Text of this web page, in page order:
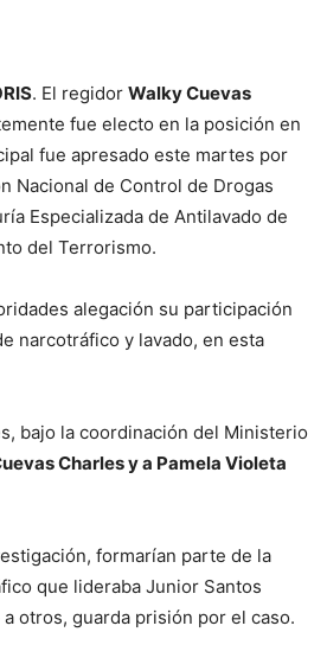
. El regidor Walky Cuevas
fue electo en la posición en
fue apresado este martes por
Nacional de Control de Drogas
Especializada de Antilavado de
del Terrorismo.
alegación su participación
narcotráfico y lavado, en esta
bajo la coordinación del Ministerio
Charles y a Pamela Violeta
formarían parte de la
que lideraba Junior Santos
otros, guarda prisión por el caso.